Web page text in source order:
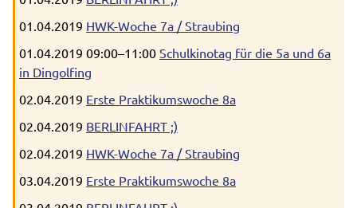
01.04.2019 HWK-Woche 7a / Straubing
01.04.2019 09:00–11:00 Schulkinotag für die 5a und 6a
in Dingolfing
02.04.2019 Erste Praktikumswoche 8a
02.04.2019 BERLINFAHRT ;)
02.04.2019 HWK-Woche 7a / Straubing
03.04.2019 Erste Praktikumswoche 8a